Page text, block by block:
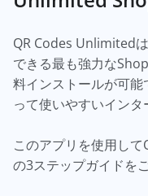
QR Codes Unlimited
できる最も強力な
料インストールが可
って使いやすいインタ
このアプリを使用し
の3ステップガイドを